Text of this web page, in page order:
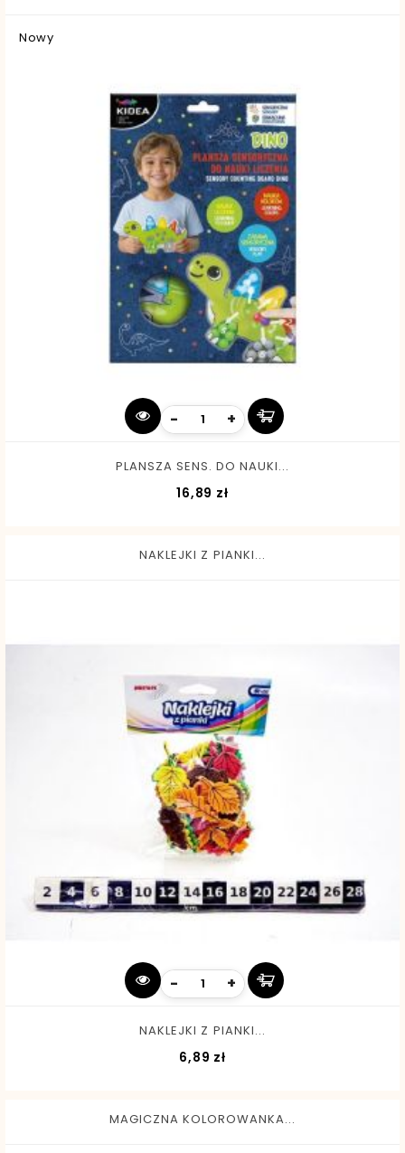
Nowy
- +
PLANSZA SENS. DO NAUKI...
16,89 zł
NAKLEJKI Z PIANKI...
- +
NAKLEJKI Z PIANKI...
6,89 zł
MAGICZNA KOLOROWANKA...